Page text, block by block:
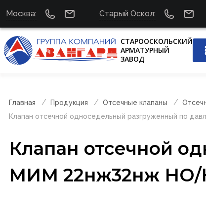
Москва: Старый Оскол:
СТАРООСКОЛЬСКИЙ
АРМАТУРНЫЙ
ЗАВОД
Главная Продукция Отсечные клапаны
Клапан отсечной односедельный разгруженный по
Клапан отсечной
МИМ 22нж32нж НО/